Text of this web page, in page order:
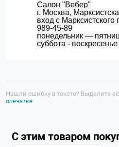
Салон "Вебер"
г. Москва,
вход с Марксистского
989-45-89
понедельник —
суббота -
Нашли ошибку в тексте? Выделите
опечатке
С этим товаром